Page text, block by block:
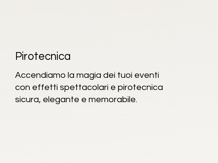
Pirotecnica
Accendiamo la magia dei tuoi eventi
con effetti spettacolari e pirotecnica
sicura, elegante e memorabile.